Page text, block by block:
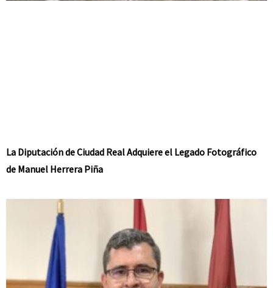
La Diputación de Ciudad Real Adquiere el Legado Fotográfico
de Manuel Herrera Piña